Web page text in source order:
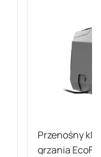
Przenośny
grzania